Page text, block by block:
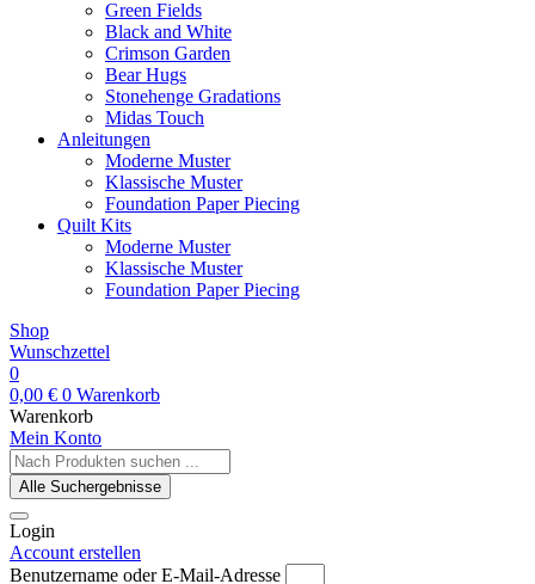
Green Fields
Black and White
Crimson Garden
Bear Hugs
Stonehenge Gradations
Midas Touch
Anleitungen
Moderne Muster
Klassische Muster
Foundation Paper Piecing
Quilt Kits
Moderne Muster
Klassische Muster
Foundation Paper Piecing
Shop
Wunschzettel
0
0,00 € 0 Warenkorb
Warenkorb
Mein Konto
Search
...Alle Suchergebnisse
Login
Account erstellen
Benutzername oder E-Mail-Adresse